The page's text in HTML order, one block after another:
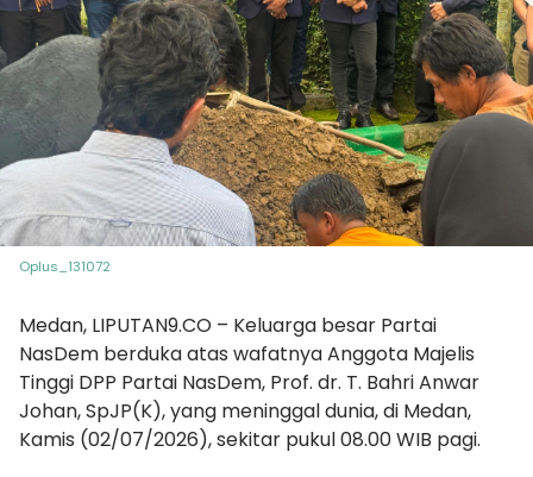
Oplus_131072
Medan, LIPUTAN9.CO – Keluarga besar Partai
NasDem berduka atas wafatnya Anggota Majelis
Tinggi DPP Partai NasDem, Prof. dr. T. Bahri Anwar
Johan, SpJP(K), yang meninggal dunia, di Medan,
Kamis (02/07/2026), sekitar pukul 08.00 WIB pagi.